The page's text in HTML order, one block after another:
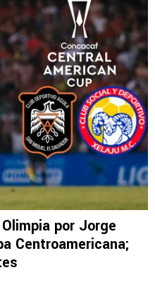
por Jorge
Centroamericana;